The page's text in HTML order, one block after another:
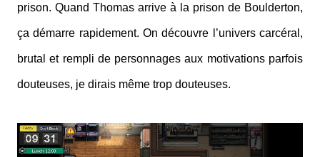
prison. Quand Thomas arrive à la prison de Boulderton,
ça démarre rapidement. On découvre l’univers carcéral,
brutal et rempli de personnages aux motivations parfois
douteuses, je dirais même trop douteuses.